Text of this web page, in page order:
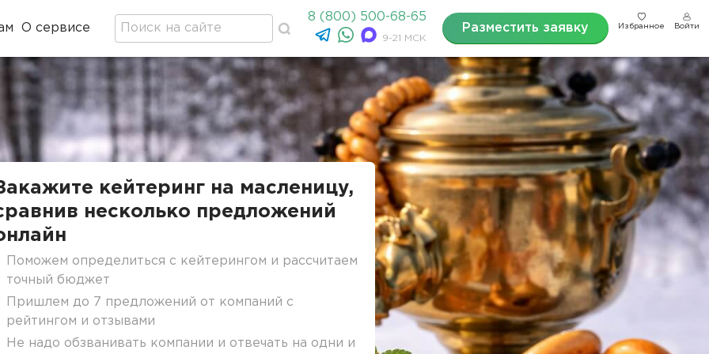
О сервисе
8 (800) 500-68-65
9-21 МСК
Разместить заявку Избранное Войти
кейтеринг на масленицу,
несколько предложений
Поможем определиться с кейтерингом и рассчитаем
точный бюджет
Пришлем до 7 предложений от компаний с
рейтингом и отзывами
Не надо обзванивать компании и отвечать на одни и